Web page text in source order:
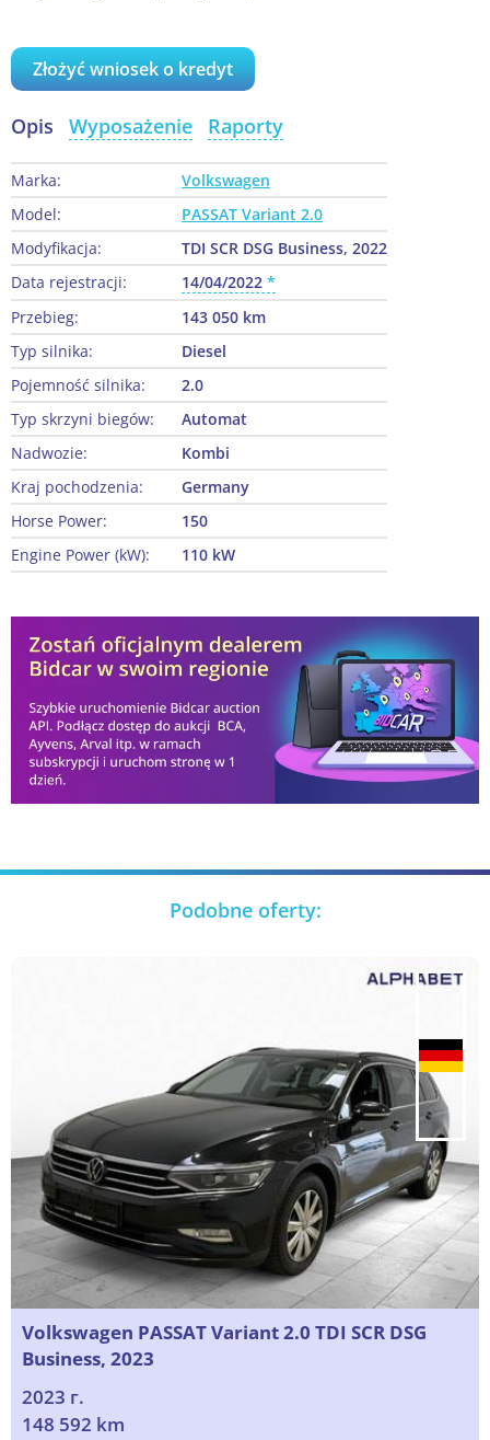
Złożyć wniosek o kredyt
Opis Wyposażenie Raporty
Marka:
Volkswagen
Model:
PASSAT Variant 2.0
Modyfikacja:
TDI SCR DSG Business, 2022
Data rejestracji:
14/04/2022
Przebieg:
143 050 km
Typ silnika:
Diesel
Pojemność silnika:
2.0
Typ skrzyni biegów:
Automat
Nadwozie:
Kombi
Kraj pochodzenia:
Germany
Horse Power:
150
Engine Power (kW):
110 kW
Podobne oferty:
Volkswagen PASSAT Variant 2.0 TDI SCR DSG
Business, 2023
2023 г.
148 592 km